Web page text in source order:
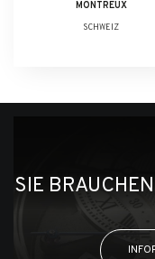
MONTREUX
SCHWEIZ
SIE